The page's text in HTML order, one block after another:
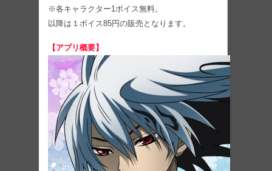
※各キャラクター1ボイス無料。
以降は１ボイス85円の販売となります。
【アプリ概要】